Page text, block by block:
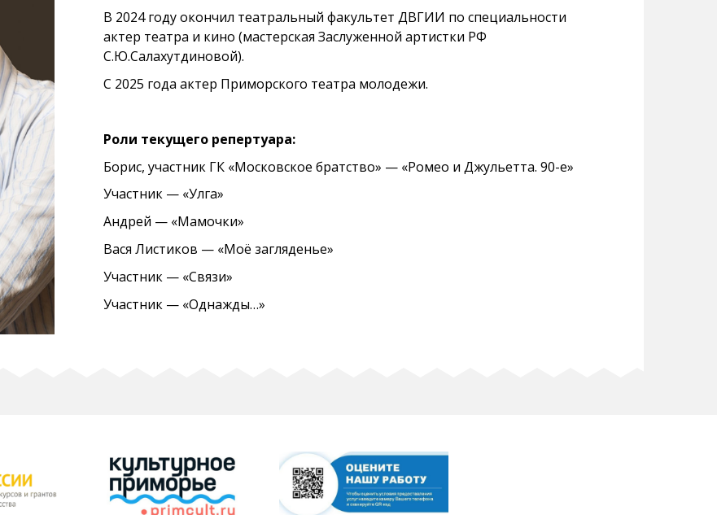
В 2024 году окончил театральный факультет ДВГИИ по специальности
актер театра и кино (мастерская Заслуженной артистки РФ
С.Ю.Салахутдиновой).
С 2025 года актер Приморского театра молодежи.
Роли текущего репертуара:
Борис, участник ГК «Московское братство» — «Ромео и Джульетта. 90-е»
Участник — «Улга»
Андрей — «Мамочки»
Вася Листиков — «Моё загляденье»
Участник — «Связи»
Участник — «Однажды…»